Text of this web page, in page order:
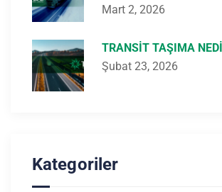
Mart 2, 2026
TRANSIT TAŞIMA
Şubat 23, 2026
Kategoriler